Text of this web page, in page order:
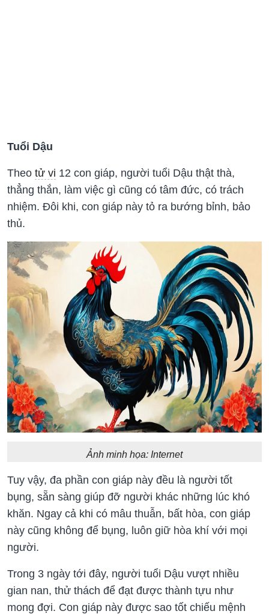
Tuổi Dậu
Theo tử vi 12 con giáp, người tuổi Dậu thật thà,
thẳng thắn, làm việc gì cũng có tâm đức, có trách
nhiệm. Đôi khi, con giáp này tỏ ra bướng bỉnh, bảo
thủ.
Ảnh minh họa: Internet
Tuy vậy, đa phần con giáp này đều là người tốt
bụng, sẵn sàng giúp đỡ người khác những lúc khó
khăn. Ngay cả khi có mâu thuẫn, bất hòa, con giáp
này cũng không để bụng, luôn giữ hòa khí với mọi
người.
Trong 3 ngày tới đây, người tuổi Dậu vượt nhiều
gian nan, thử thách để đạt được thành tựu như
mong đợi. Con giáp này được sao tốt chiếu mệnh